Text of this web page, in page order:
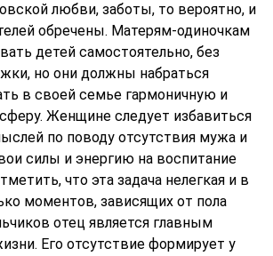
любви, заботы, то вероятно, и
обречены. Матерям-одиночкам
детей самостоятельно, без
но они должны набраться
в своей семье гармоничную и
Женщине следует избавиться
по поводу отсутствия мужа и
силы и энергию на воспитание
что эта задача нелегкая и в
моментов, зависящих от пола
отец является главным
Его отсутствие формирует у